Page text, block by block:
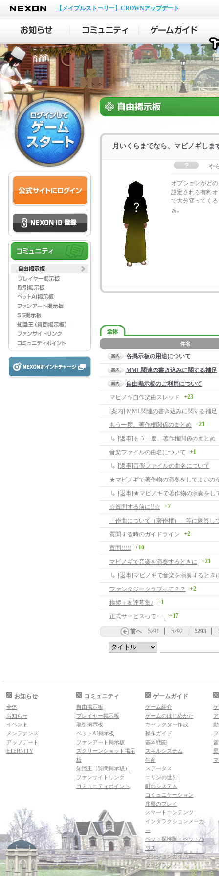
NEXON
【メイプルストーリー】CROWNアップデート
月いくらまでなら、マビノギしま
や
オプションがど
設定される有料
で大分変ってく
ぁ。
各掲示板の用途について
MML関連の書き込みに関する補足
自由掲示板のご利用について
マビノギ自作楽曲スレッド
+23
[案内] MML関連の書き込みに関する補足
もう一度、著作権関係のまとめ
+21
[返事]もう一度、著作権関係のまとめ
音楽ファイルの曲名について
+1
[返事]音楽ファイルの曲名について
★マビノギで著作物の演奏をしてよいの
[返事]★マビノギで著作物の演奏をし
☆質問する前に!!☆
+7
質問する時のガイドライン +2
質問!!!!! +10
マビノギで音楽を演奏するときに +21
[返事]マビノギで音楽を演奏するとき
ファンタジークラブって？？
+2
挨拶＋友達募集♪ +1
正式サービスって･･･ +17
前へ 5291 5292 5293
お知らせ
全体
お知らせ
イベント
メンテナンス
アップデート
ETERNITY
コミュニティ
自由掲示板
プレイヤー掲示板
取引掲示板
ペットAI掲示板
ファンアート掲示板
スクリーンショット掲示
板
知識王（質問掲示板）
ファンサイトリンク
コミュニティポイント
ゲームガイド
ゲーム紹介
ゲームのはじめかた
キャラクター作成
操作ガイド
基本戦闘
スキルシステム
生産
ステータス
エリンの世界
町のシステム
コミュニケーション
序盤のプレイ
スマートコンテンツ
インタラクションメーカ
ー
ペット探検隊・ペットハ
ウス
ダンジョンガイド
マギグラフィ